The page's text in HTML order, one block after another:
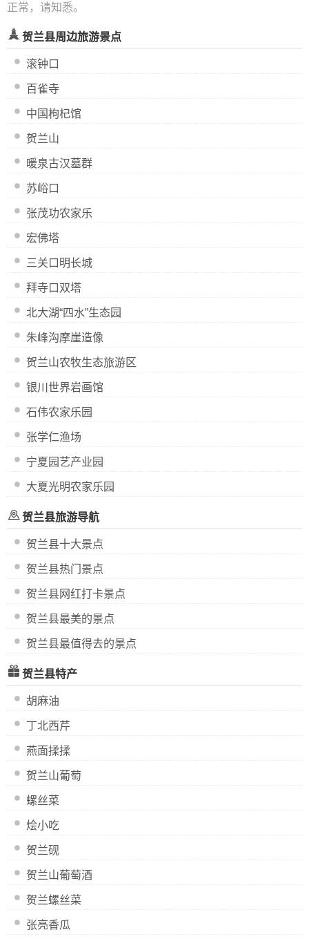
正常，请知悉。
贺兰县周边旅游景点
滚钟口
百雀寺
中国枸杞馆
贺兰山
暖泉古汉墓群
苏峪口
张茂功农家乐
宏佛塔
三关口明长城
拜寺口双塔
北大湖“四水”生态园
朱峰沟摩崖造像
贺兰山农牧生态旅游区
银川世界岩画馆
石伟农家乐园
张学仁渔场
宁夏园艺产业园
大夏光明农家乐园
贺兰县旅游导航
贺兰县十大景点
贺兰县热门景点
贺兰县网红打卡景点
贺兰县最美的景点
贺兰县最值得去的景点
贺兰县特产
胡麻油
丁北西芹
燕面揉揉
贺兰山葡萄
螺丝菜
烩小吃
贺兰砚
贺兰山葡萄酒
贺兰螺丝菜
张亮香瓜